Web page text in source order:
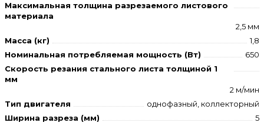
Максимальная толщина разрезаемого листового
материала
2,5 мм
Масса (кг)
1,8
Номинальная потребляемая мощность (Вт)
650
Скорость резания стального листа толщиной 1
мм
2 м/мин
Тип двигателя
однофазный, коллекторный
Ширина разреза (мм)
5